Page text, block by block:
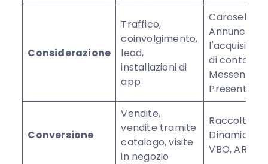
Considerazione
Traffico,
coinvolgimento,
lead,
installazioni di
app
Carosello,
Annunci per
di contatti,
Messenger,
Conversione
Vendite,
vendite tramite
catalogo, visite
in negozio
Raccolta,
Dinamica,
VBO, AR